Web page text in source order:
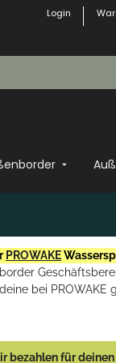
Login
PROWAKE
deine bei PROWAKE
bezahlen für